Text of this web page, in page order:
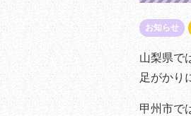
お知らせ
山梨県で
足がかり
甲州市で